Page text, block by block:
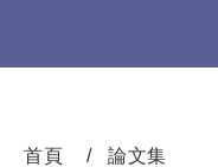
首頁
論文集